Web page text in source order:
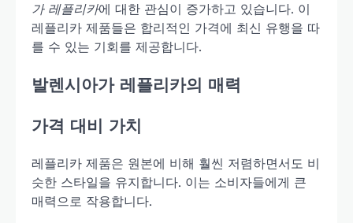
가 레플리카에 대한 관심이 증가하고 있습니다. 이
레플리카 제품들은 합리적인 가격에 최신 유행을 따
를 수 있는 기회를 제공합니다.
발렌시아가 레플리카의 매력
가격 대비 가치
레플리카 제품은 원본에 비해 훨씬 저렴하면서도 비
슷한 스타일을 유지합니다. 이는 소비자들에게 큰
매력으로 작용합니다.